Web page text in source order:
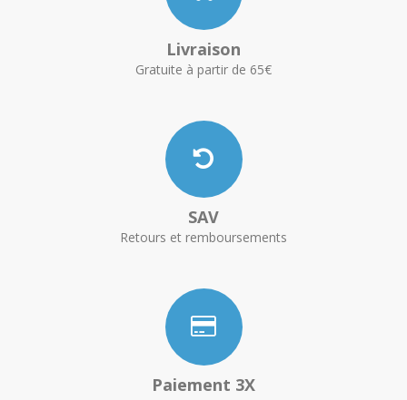
Livraison
Gratuite à partir de 65€
SAV
Retours et remboursements
Paiement 3X